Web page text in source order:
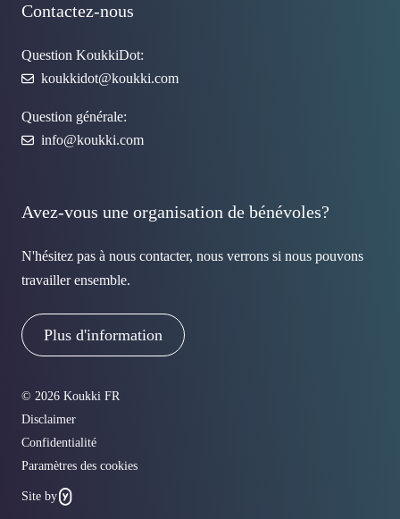
Contactez-nous
Question KoukkiDot:
koukkidot@koukki.com
Question générale:
info@koukki.com
Avez-vous une organisation de bénévoles?
N'hésitez pas à nous contacter, nous verrons si nous pouvons
travailler ensemble.
Plus d'information
© 2026 Koukki FR
Disclaimer
Confidentialité
Paramètres des cookies
Site by